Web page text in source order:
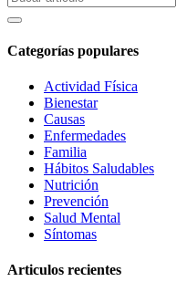
Categorías populares
Actividad Física
Bienestar
Causas
Enfermedades
Familia
Hábitos Saludables
Nutrición
Prevención
Salud Mental
Síntomas
Articulos recientes